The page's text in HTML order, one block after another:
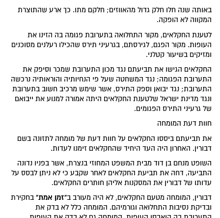
באותה שנה חלו חלק גדול מהאווזים; חלקם מתו. כך ארע שהתוצרת
המקווה לא הופקה.
לטענת החקלאים, מקור התחלואה בתערובת פגומה בה הזינו את
העופות. מקור הפגם, לגירסתם, בגרעיני תירס שהכילו רעלנים מסוכנים
ומזיקים בשיעור קטלני.
החקלאים הגישו את תביעתם נגד מכון התערובת שמכר וסיפק את
התערובת הפגומה; נגד המשחטה שעל פי הנחיותיה והוראותיה נרכשה
התערובת; נגד יבואן וספק התירס, אשר שימש מרכיב חשוב בתערובת
ונגד מדינת ישראל שלטענת החקלאים היתה אמורה למנוע את ייבואם
של גרעיני התירס הפגומים.
חוות דעת המומחה
את תביעתם ביססו החקלאים על חוות דעת של מומחה לתזונה בשם
דבורין. האחרון היה העד היחיד שהחקלאים זימנו לעדות.
השופט מנחם בן דוד מבית המשפט המחוזי בנצרת, אשר בפניו נדונה
התביעה, דחה את תביעת החקלאים לאחר שקבע כי לא ניתן לבסס על
עדותו של דבורין את המסקנות אליהן חותרים החקלאים.
דבורין, המומחה מטעם החקלאים, לא היה מעורב ב"זמן אמת" בחקירת
ובדיקת נסיבות התחלואה וגורמיהם. המומחה כלל לא בדק את